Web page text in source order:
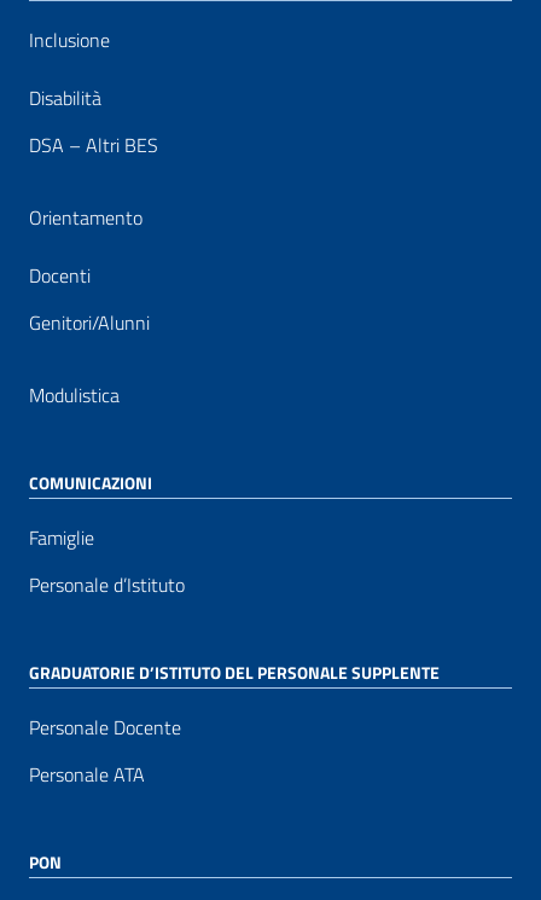
Inclusione
Disabilità
DSA – Altri BES
Orientamento
Docenti
Genitori/Alunni
Modulistica
COMUNICAZIONI
Famiglie
Personale d’Istituto
GRADUATORIE D’ISTITUTO DEL PERSONALE SUPPLENTE
Personale Docente
Personale ATA
PON